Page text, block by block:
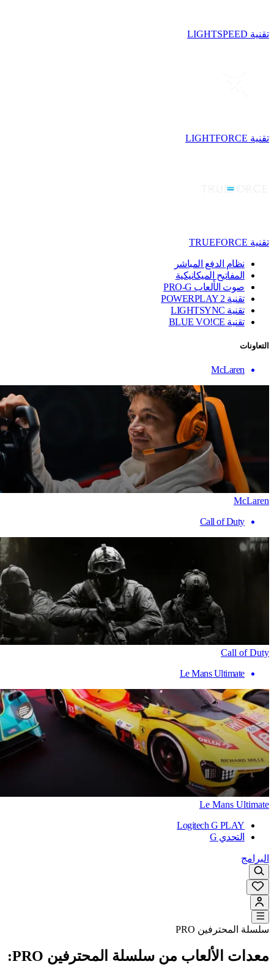
تقنية LIGHTSPEED
تقنية LIGHTFORCE
تقنية TRUEFORCE
نظام الدفع المباشر
المفاتيح الميكانيكية
صوت الألعاب PRO-G
تقنية ‏POWERPLAY 2
تقنية LIGHTSYNC
تقنية BLUE VO!CE
التعاونات
McLaren
McLaren
Call of Duty
Call of Duty
Le Mans Ultimate
Le Mans Ultimate
Logitech G PLAY
التحدي G
البرامج
سلسلة المحترفين PRO‏
معدات الألعاب من سلسلة المحترفين ‏PRO‏: